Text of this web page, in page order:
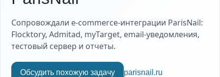
Сопровождали e-commerce-интеграции ParisNail:
Flocktory, Admitad, myTarget, email-уведомления,
тестовый сервер и отчеты.
Обсудить похожую задачу parisnail.ru